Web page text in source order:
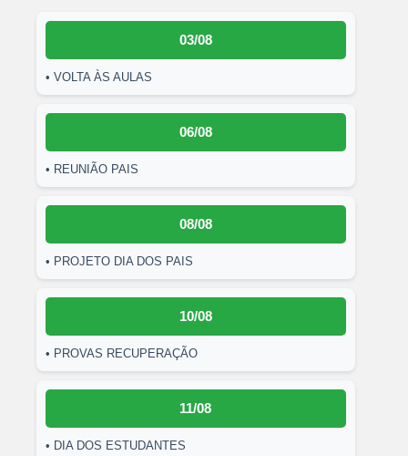
03/08
• VOLTA ÀS AULAS
06/08
• REUNIÃO PAIS
08/08
• PROJETO DIA DOS PAIS
10/08
• PROVAS RECUPERAÇÃO
11/08
• DIA DOS ESTUDANTES